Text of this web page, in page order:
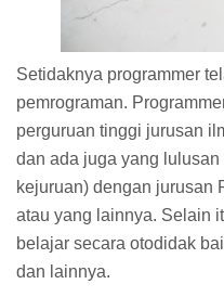
Setidaknya programmer
pemrograman.
perguruan tinggi jurusan
dan ada juga yang
kejuruan) dengan jurusan
atau yang lainnya. Selain
belajar secara otodidak
dan lainnya.